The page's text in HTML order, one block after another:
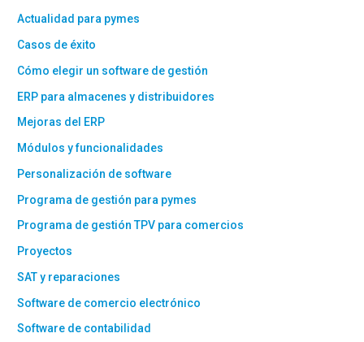
Actualidad para pymes
Casos de éxito
Cómo elegir un software de gestión
ERP para almacenes y distribuidores
Mejoras del ERP
Módulos y funcionalidades
Personalización de software
Programa de gestión para pymes
Programa de gestión TPV para comercios
Proyectos
SAT y reparaciones
Software de comercio electrónico
Software de contabilidad